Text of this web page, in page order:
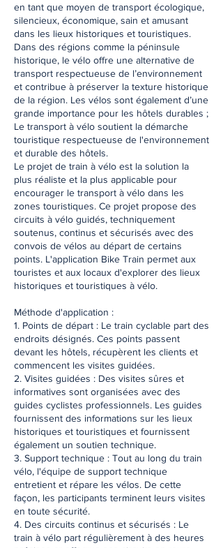
en tant que moyen de transport écologique,
silencieux, économique, sain et amusant
dans les lieux historiques et touristiques.
Dans des régions comme la péninsule
historique, le vélo offre une alternative de
transport respectueuse de l’environnement
et contribue à préserver la texture historique
de la région. Les vélos sont également d’une
grande importance pour les hôtels durables ;
Le transport à vélo soutient la démarche
touristique respectueuse de l'environnement
et durable des hôtels.
Le projet de train à vélo est la solution la
plus réaliste et la plus applicable pour
encourager le transport à vélo dans les
zones touristiques. Ce projet propose des
circuits à vélo guidés, techniquement
soutenus, continus et sécurisés avec des
convois de vélos au départ de certains
points. L'application Bike Train permet aux
touristes et aux locaux d'explorer des lieux
historiques et touristiques à vélo.
Méthode d'application :
1. Points de départ : Le train cyclable part des
endroits désignés. Ces points passent
devant les hôtels, récupèrent les clients et
commencent les visites guidées.
2. Visites guidées : Des visites sûres et
informatives sont organisées avec des
guides cyclistes professionnels. Les guides
fournissent des informations sur les lieux
historiques et touristiques et fournissent
également un soutien technique.
3. Support technique : Tout au long du train
vélo, l'équipe de support technique
entretient et répare les vélos. De cette
façon, les participants terminent leurs visites
en toute sécurité.
4. Des circuits continus et sécurisés : Le
train à vélo part régulièrement à des heures